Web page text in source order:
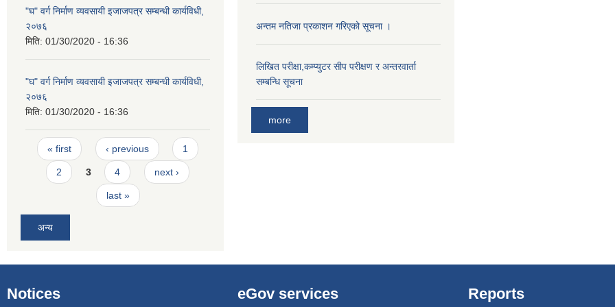
"घ" वर्ग निर्माण व्यवसायी इजाजपत्र सम्बन्धी कार्यविधी,
२०७६
मिति: 01/30/2020 - 16:36
"घ" वर्ग निर्माण व्यवसायी इजाजपत्र सम्बन्धी कार्यविधी,
२०७६
मिति: 01/30/2020 - 16:36
Pages
« first ‹ previous 1
2 3 4 next ›
last »
अन्य
अन्तम नतिजा प्रकाशन गरिएको सूचना ।
लिखित परीक्षा,कम्प्युटर सीप परीक्षण र अन्तरवार्ता
सम्बन्धि सूचना
more
Notices eGov services Reports